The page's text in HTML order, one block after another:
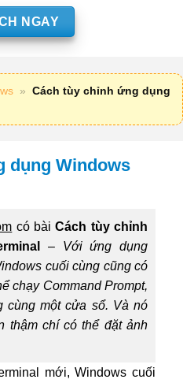
NGAY
» Cách tùy chỉnh ứng dụng
dụng Windows
có bàiCách tùy chỉnh
– Với ứng dụng
cuối cùng cũng có
chạy Command Prompt,
cùng một cửa sổ. Và nó
thậm chí có thể đặt ảnh
mới, Windows cuối